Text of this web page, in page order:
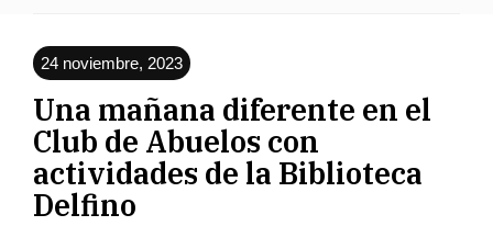
24 noviembre, 2023
Una mañana diferente en el
Club de Abuelos con
actividades de la Biblioteca
Delfino